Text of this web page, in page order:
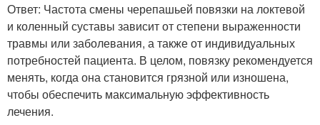
Ответ: Частота смены черепашьей повязки на локтевой
и коленный суставы зависит от степени выраженности
травмы или заболевания, а также от индивидуальных
потребностей пациента. В целом, повязку рекомендуется
менять, когда она становится грязной или изношена,
чтобы обеспечить максимальную эффективность
лечения.